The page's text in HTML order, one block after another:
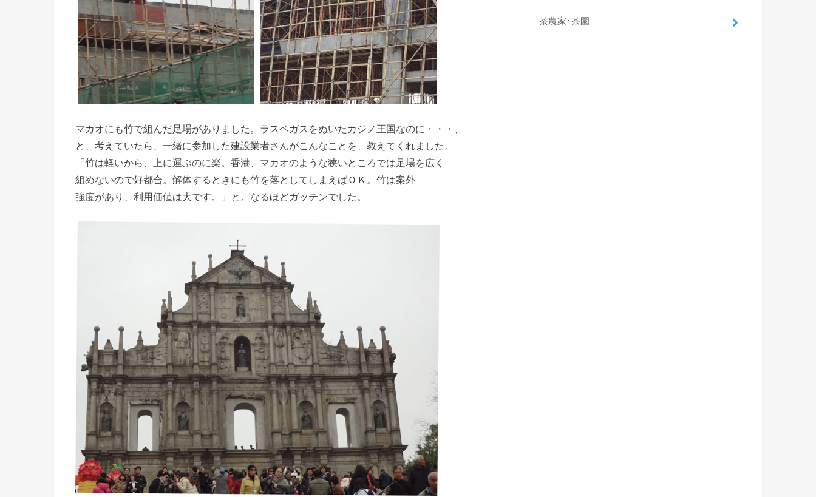
マカオにも竹で組んだ足場がありました。ラスベガスをぬいたカジノ王国なのに・・・、
と、考えていたら、一緒に参加した建設業者さんがこんなことを、教えてくれました。
「竹は軽いから、上に運ぶのに楽。香港、マカオのような狭いところでは足場を広く
組めないので好都合。解体するときにも竹を落としてしまえばＯＫ。竹は案外
強度があり、利用価値は大です。」と。なるほどガッテンでした。
茶農家･茶園